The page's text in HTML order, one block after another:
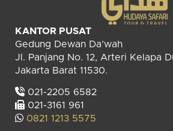
KANTOR PUSAT
Gedung Dewan Da’wah
Jl. Panjang No. 12, Arteri Kelapa
Jakarta Barat 11530.
021-2205 6582
021-3161 961
0821 1213 5575